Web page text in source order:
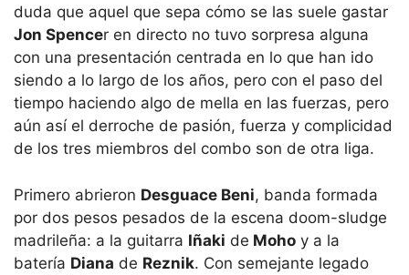
duda que aquel que sepa cómo se las suele gastar
Jon Spencer en directo no tuvo sorpresa alguna
con una presentación centrada en lo que han ido
siendo a lo largo de los años, pero con el paso del
tiempo haciendo algo de mella en las fuerzas, pero
aún así el derroche de pasión, fuerza y complicidad
de los tres miembros del combo son de otra liga.
Primero abrieron Desguace Beni, banda formada
por dos pesos pesados de la escena doom-sludge
madrileña: a la guitarra Iñaki de Moho y a la
batería Diana de Reznik. Con semejante legado